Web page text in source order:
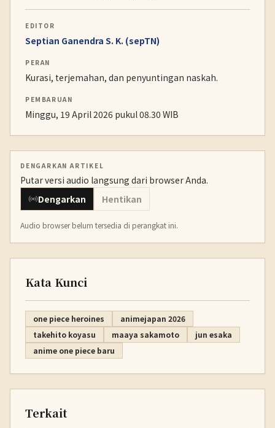
EDITOR
Septian Ganendra S. K. (sepTN)
PERAN
Kurasi, terjemahan, dan penyuntingan naskah.
PEMBARUAN
Minggu, 19 April 2026 pukul 08.30 WIB
DENGARKAN ARTIKEL
Putar versi audio langsung dari browser Anda.
Dengarkan
Hentikan
Audio browser belum tersedia di perangkat ini.
Kata Kunci
one piece heroines
animejapan 2026
takehito koyasu
maaya sakamoto
jun esaka
anime one piece baru
Terkait